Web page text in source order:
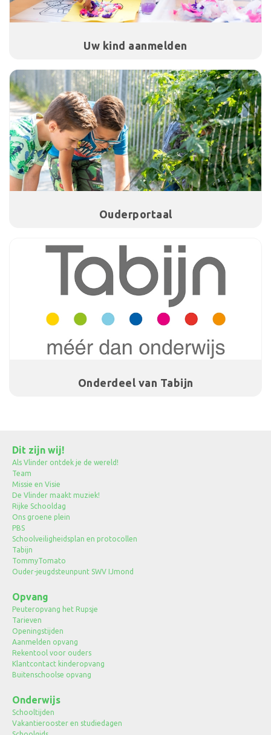
Uw kind aanmelden
Ouderportaal
Onderdeel van Tabijn
Dit zijn wij!
Als Vlinder ontdek je de wereld!
Team
Missie en Visie
De Vlinder maakt muziek!
Rijke Schooldag
Ons groene plein
PBS
Schoolveiligheidsplan en protocollen
Tabijn
TommyTomato
Ouder-jeugdsteunpunt SWV IJmond
Opvang
Peuteropvang het Rupsje
Tarieven
Openingstijden
Aanmelden opvang
Rekentool voor ouders
Klantcontact kinderopvang
Buitenschoolse opvang
Onderwijs
Schooltijden
Vakantierooster en studiedagen